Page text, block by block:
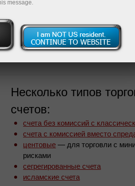
не о чем беспокоится, ведь
финансовых
Несколько типов
счетов:
счета без комиссий с
счета с комиссией вместо
центовые— для торговли с
рисками
сегрегированные счета
исламские счета
message.